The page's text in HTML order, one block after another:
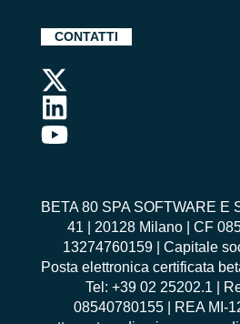
CONTATTI
BETA 80 SPA SOFTWARE E
41 | 20128 Milano | CF
13274760159 | Capitale
Posta elettronica certificata
Tel: +39 02 25202.1 |
08540780155 | REA MI-